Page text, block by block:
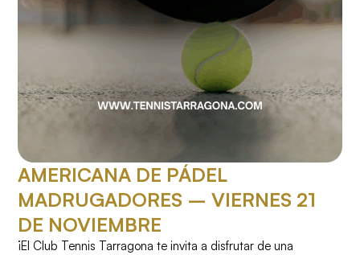
AMERICANA DE PÁDEL
MADRUGADORES – VIERNES 21
DE NOVIEMBRE
¡El Club Tennis Tarragona te invita a disfrutar de una